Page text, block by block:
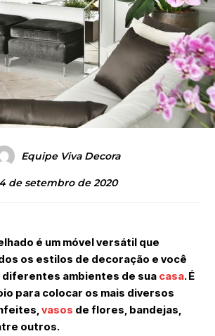
Equipe Viva Decora
4 de setembro de 2020
é um móvel versátil que
os estilos de decoração e você
ambientes de sua casa. É
para colocar os mais diversos
vasos de flores, bandejas,
outros.